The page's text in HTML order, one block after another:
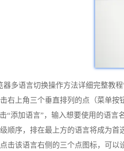
器多语言切换操作方法详细完整教程
右上角三个垂直排列的点（菜单按
“添加语言”，输入想要使用的语
顺序，排在最上方的语言将成为首
击该语言右侧的三个点图标，可以